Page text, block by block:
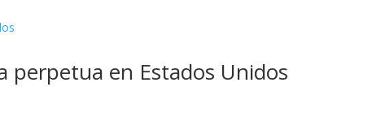
perpetua en Estados Unidos